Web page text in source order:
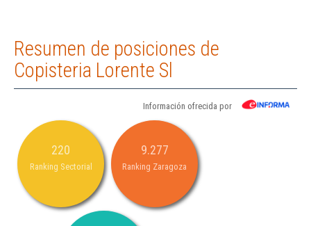
Resumen de posiciones de
Copisteria Lorente Sl
Información ofrecida por
220
Ranking Sectorial
9.277
Ranking Zaragoza